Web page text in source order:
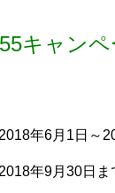
キャン
6月1日～
9月30日ま